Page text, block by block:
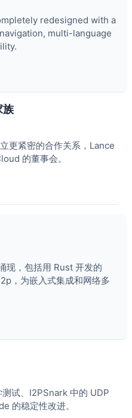
redesigned with a
multi-language
族
更紧密的合作关系，Lance
的董事会。
现，包括用 Rust 开发的
，为嵌入式集成和网络多
试、I2PSnark 中的 UDP
的稳定性改进。